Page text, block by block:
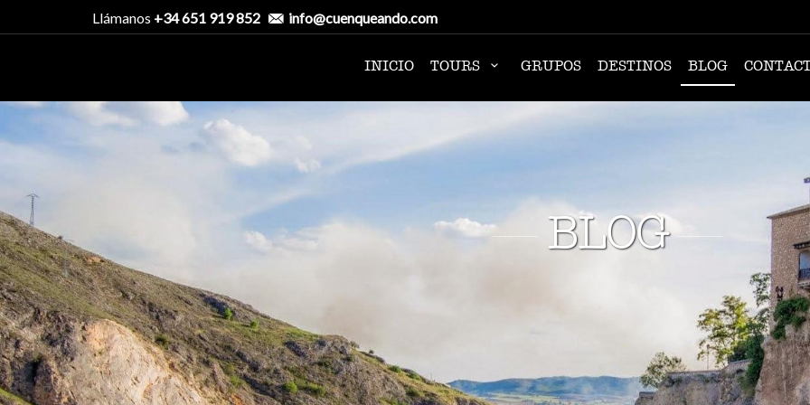
Llámanos +34 651 919 852 info@cuenqueando.com
INICIO TOURS GRUPOS DESTINOS BLOG
BLOG